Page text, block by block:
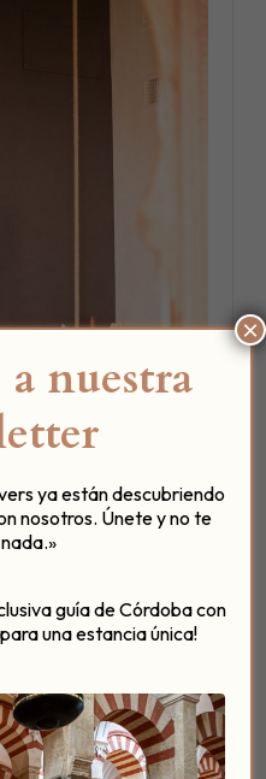
más quieres,
del Posadero,
muy románticos,
a nuestra
ya están descubriendo
nosotros. Únete y no te
guía de Córdoba con
una estancia única!
×